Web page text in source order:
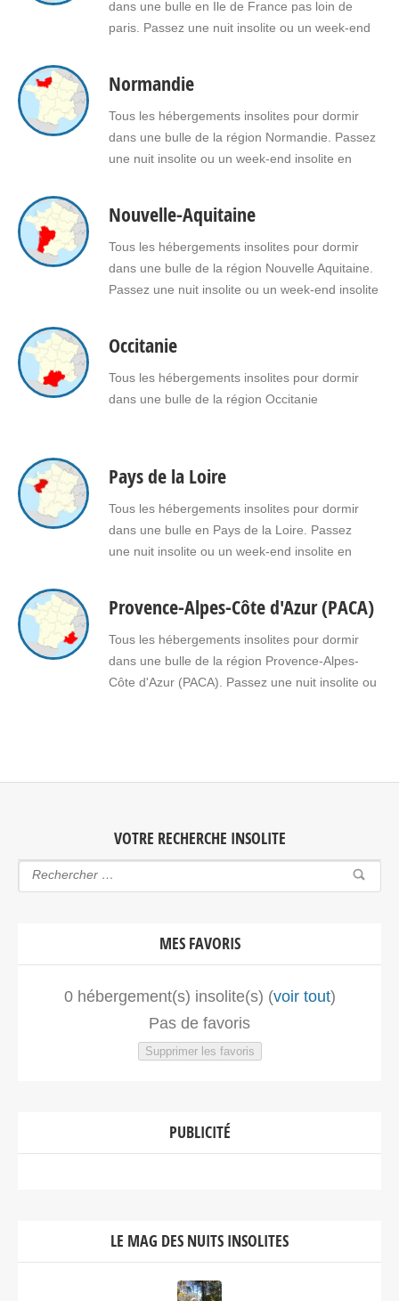
France pour vous ou pour offrir un cadeau
insolite…
dans une bulle en Ile de France pas loin de
paris. Passez une nuit insolite ou un week-end
jacuzzi, spa, sauna dans une bulle en Ile de
France pour vous ou pour offrir un…
Normandie
Tous les hébergements insolites pour dormir
dans une bulle de la région Normandie. Passez
une nuit insolite ou un week-end insolite en
sauna dans une bulle en Normandie pour vous
ou pour offrir un cadeau insolite à vos proches.
Nouvelle-Aquitaine
Tous les hébergements insolites pour dormir
dans une bulle de la région Nouvelle Aquitaine.
Passez une nuit insolite ou un week-end insolite
avec jacuzzi, spa, sauna dans une bulle en
Nouvelle Aquitaine pour vous ou pour offrir un…
Occitanie
Tous les hébergements insolites pour dormir
dans une bulle de la région Occitanie
Pays de la Loire
Tous les hébergements insolites pour dormir
dans une bulle en Pays de la Loire. Passez
une nuit insolite ou un week-end insolite en
spa, sauna dans une bulle en Pays de la Loire
pour vous ou pour offrir un…
Provence-Alpes-Côte d'Azur (PACA)
Tous les hébergements insolites pour dormir
dans une bulle de la région Provence-Alpes-
Côte d'Azur (PACA). Passez une nuit insolite ou
VOTRE RECHERCHE INSOLITE
MES FAVORIS
0hébergement(s) insolite(s) (voir tout)
Pas de favoris
Supprimer les favoris
PUBLICITÉ
LE MAG DES NUITS INSOLITES